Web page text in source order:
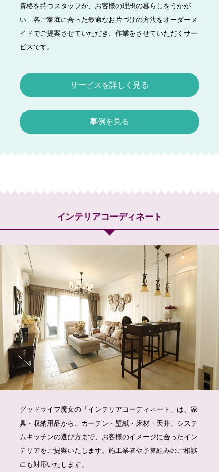
資格を持つスタッフが、お客様の理想の暮らしをうかが
い、各ご家庭に合った最適なお片づけの方法をオーダーメ
イドでご提案させていただき、作業をさせていただくサー
ビスです。
サービスを詳しく見る
事例を見る
インテリアコーディネート
グッドライフ魔女の「インテリアコーディネート」は、家
具・収納用品から、カーテン・壁紙・床材・天井、システ
ムキッチンの選び方まで、お客様のイメージに合ったイン
テリアをご提案いたします。施工業者や予算組みのご相談
にも対応いたします。